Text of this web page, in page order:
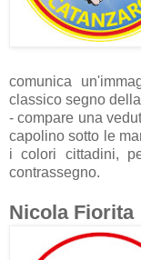
comunica
classico segno
- compare una
capolino sotto le
i colori cittadini,
contrassegno.
Nicola Fiorita